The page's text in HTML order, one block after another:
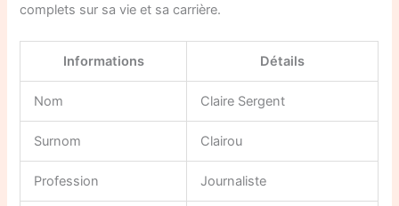
complets sur sa vie et sa carrière.
Informations Détails
Nom Claire Sergent
Surnom Clairou
Profession Journaliste